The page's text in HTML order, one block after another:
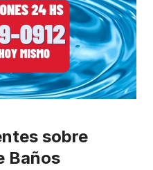
sobre
Baños